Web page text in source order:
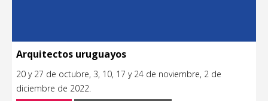
Arquitectos uruguayos
20 y 27 de octubre, 3, 10, 17 y 24 de noviembre, 2 de
diciembre de 2022.